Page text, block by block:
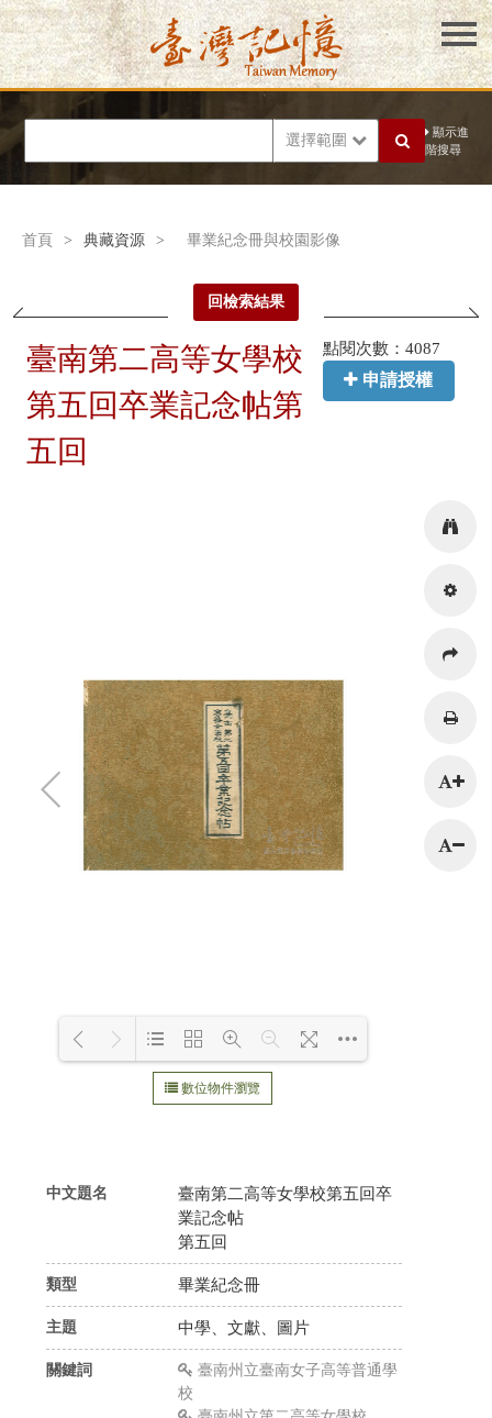
選擇範圍
顯示進
階搜尋
首頁 > 典藏資源 > 畢業紀念冊與校園影像
回檢索結果
臺南第二高等女學校
第五回卒業記念帖第
五回
點閱次數：4087
申請授權
Loading WEBGL 3D ...
數位物件瀏覽
中文題名
臺南第二高等女學校第五回卒
業記念帖
第五回
類型 畢業紀念冊
主題 中學、文獻、圖片
關鍵詞
臺南州立臺南女子高等普通學
校